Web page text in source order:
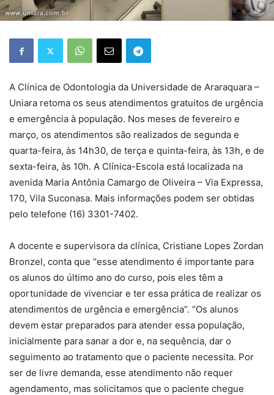
A Clínica de Odontologia da Universidade de Araraquara –
Uniara retoma os seus atendimentos gratuitos de urgência
e emergência à população. Nos meses de fevereiro e
março, os atendimentos são realizados de segunda e
quarta-feira, às 14h30, de terça e quinta-feira, às 13h, e de
sexta-feira, às 10h. A Clínica-Escola está localizada na
avenida Maria Antônia Camargo de Oliveira – Via Expressa,
170, Vila Suconasa. Mais informações podem ser obtidas
pelo telefone (16) 3301-7402.
A docente e supervisora da clínica, Cristiane Lopes Zordan
Bronzel, conta que “esse atendimento é importante para
os alunos do último ano do curso, pois eles têm a
oportunidade de vivenciar e ter essa prática de realizar os
atendimentos de urgência e emergência”. “Os alunos
devem estar preparados para atender essa população,
inicialmente para sanar a dor e, na sequência, dar o
seguimento ao tratamento que o paciente necessita. Por
ser de livre demanda, esse atendimento não requer
agendamento, mas solicitamos que o paciente chegue